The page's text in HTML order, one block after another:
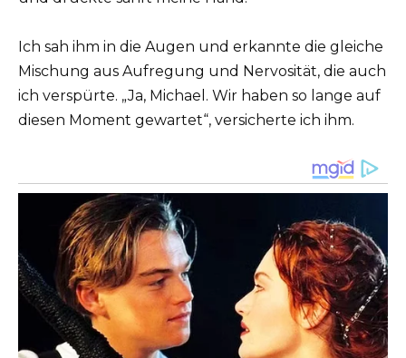
Ich sah ihm in die Augen und erkannte die gleiche
Mischung aus Aufregung und Nervosität, die auch
ich verspürte. „Ja, Michael. Wir haben so lange auf
diesen Moment gewartet“, versicherte ich ihm.